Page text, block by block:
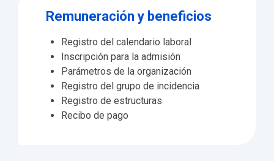
Remuneración y beneficios
Registro del calendario laboral
Inscripción para la admisión
Parámetros de la organización
Registro del grupo de incidencia
Registro de estructuras
Recibo de pago